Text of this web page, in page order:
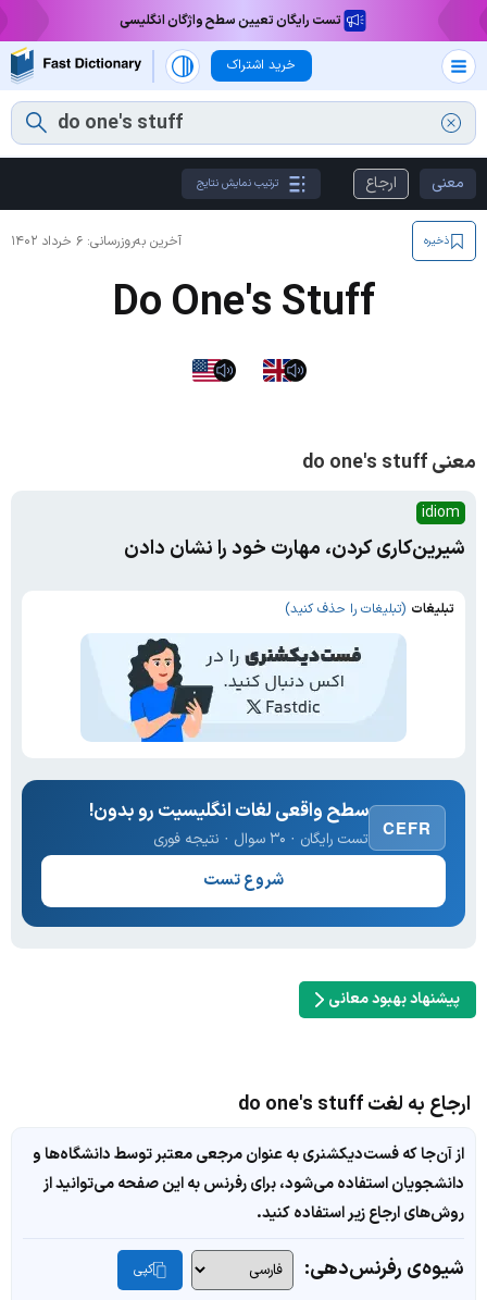
تست رایگان تعیین سطح واژگان انگلیسی
خرید اشتراک
معنی ارجاع ترتیب نمایش نتایج
آخرین به‌روزرسانی: ۶ خرداد ۱۴۰۲ ذخیره
Do One's Stuff
معنی do one's stuff
idiom
شیرین‌کاری کردن، مهارت خود را نشان دادن
تبلیغات (تبلیغات را حذف کنید)
CEFR
سطح واقعی لغات انگلیسیت رو بدون!
تست رایگان · ۳۰ سوال · نتیجه فوری
شروع تست
پیشنهاد بهبود معانی
ارجاع به لغت do one's stuff
از آن‌جا که فست‌دیکشنری به عنوان مرجعی معتبر توسط دانشگاه‌ها و
دانشجویان استفاده می‌شود، برای رفرنس به این صفحه می‌توانید از
روش‌های ارجاع زیر استفاده کنید.
شیوه‌ی رفرنس‌دهی: کپی